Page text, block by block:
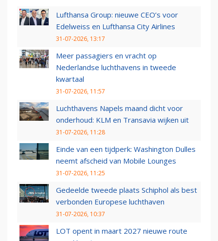
Lufthansa Group: nieuwe CEO’s voor
Edelweiss en Lufthansa City Airlines
31-07-2026, 13:17
Meer passagiers en vracht op
Nederlandse luchthavens in tweede
kwartaal
31-07-2026, 11:57
Luchthavens Napels maand dicht voor
onderhoud: KLM en Transavia wijken uit
31-07-2026, 11:28
Einde van een tijdperk: Washington Dulles
neemt afscheid van Mobile Lounges
31-07-2026, 11:25
Gedeelde tweede plaats Schiphol als best
verbonden Europese luchthaven
31-07-2026, 10:37
LOT opent in maart 2027 nieuwe route